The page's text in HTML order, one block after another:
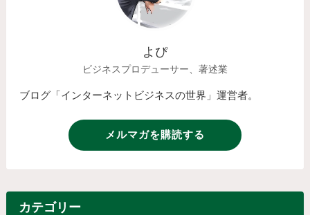
よぴ
ビジネスプロデューサー、著述業
ブログ「インターネットビジネスの世界」運営者。
メルマガを購読する
カテゴリー